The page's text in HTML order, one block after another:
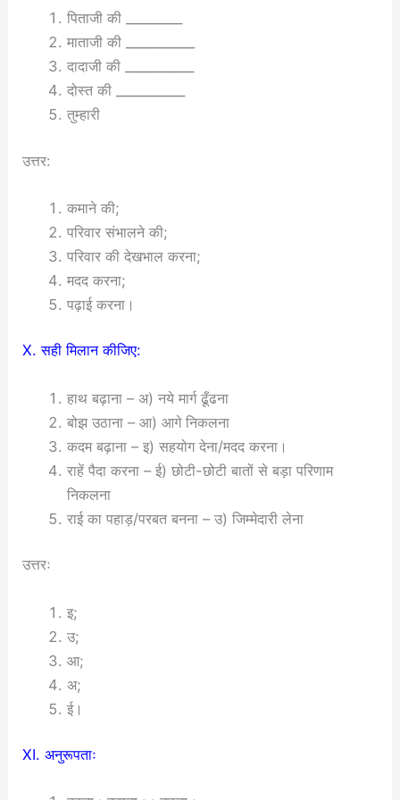
पिताजी की _________
माताजी की ___________
दादाजी की ___________
दोस्त की ___________
तुम्हारी
उत्तर:
कमाने की;
परिवार संभालने की;
परिवार की देखभाल करना;
मदद करना;
पढ़ाई करना।
X. सही मिलान कीजिए:
हाथ बढ़ाना – अ) नये मार्ग ढूँढना
बोझ उठाना – आ) आगे निकलना
कदम बढ़ाना – इ) सहयोग देना/मदद करना।
राहें पैदा करना – ई) छोटी-छोटी बातों से बड़ा परिणाम
निकलना
राई का पहाड़/परबत बनना – उ) जिम्मेदारी लेना
उत्तरः
इ;
उ;
आ;
अ;
ई।
XI. अनुरूपताः